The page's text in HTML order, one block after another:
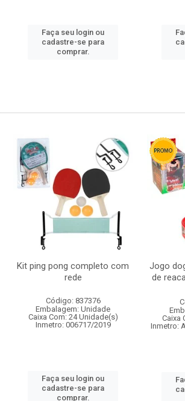
Faça seu login ou
cadastre-se para
comprar.
Kit ping pong completo com
rede
Código: 837376
Embalagem: Unidade
Caixa Com: 24 Unidade(s)
Inmetro: 006717/2019
Faça seu login ou
cadastre-se para
comprar.
Jogo
de
Caixa
Inmetro: